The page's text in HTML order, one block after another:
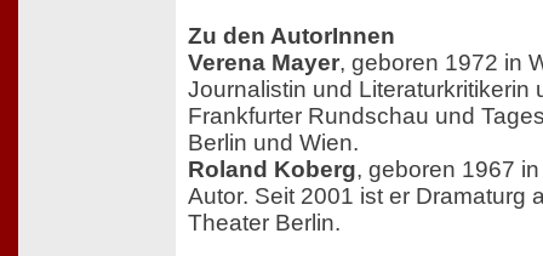
Zu den AutorInnen
Verena Mayer, geboren 1972 in
Journalistin und Literaturkritikerin
Frankfurter Rundschau und
Berlin und Wien.
Roland Koberg, geboren 1967
Autor. Seit 2001 ist er Dramaturg
Theater Berlin.